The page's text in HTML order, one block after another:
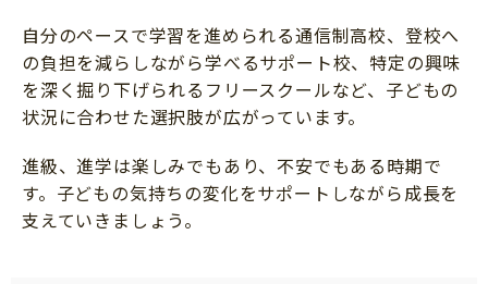
自分のペースで学習を進められる通信制高校、登校へ
の負担を減らしながら学べるサポート校、特定の興味
を深く掘り下げられるフリースクールなど、子どもの
状況に合わせた選択肢が広がっています。
進級、進学は楽しみでもあり、不安でもある時期で
す。子どもの気持ちの変化をサポートしながら成長を
支えていきましょう。